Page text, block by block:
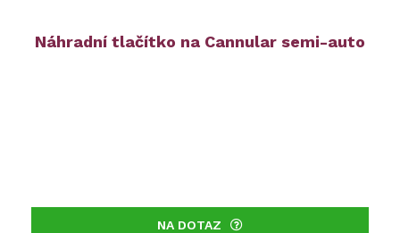
Náhradní tlačítko na Cannular semi-auto
NA DOTAZ